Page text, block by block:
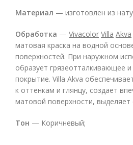
Материал — изготовлен из
Обработка — Vivacolor Villa Akva
матовая краска на водной
поверхностей. При наружном
образует грязеотталкивающее
покрытие. Villa Akva
к оттенкам и глянцу, создает
матовой поверхности, выделяет
Тон — Коричневый;